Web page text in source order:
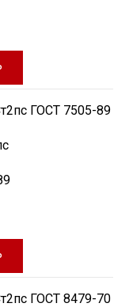
ГОСТ 7505-89
ГОСТ 8479-70